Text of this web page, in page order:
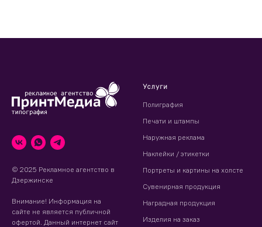
© 2025 Рекламное агентство в
Дзержинске
Внимание! Информация на
сайте не является публичной
офертой. Данный интернет сайт
Услуги
Полиграфия
Печати и штампы
Наружная реклама
Наклейки / этикетки
Портреты и картины на холсте
Сувенирная продукция
Наградная продукция
Изделия на заказ